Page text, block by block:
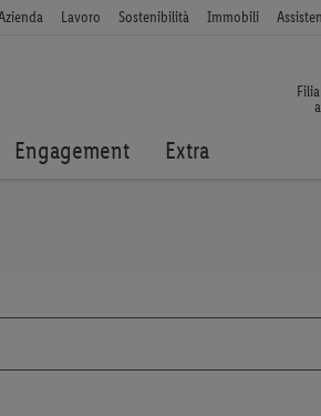
Lavoro Sostenibilità Immobili
Engagement Extra